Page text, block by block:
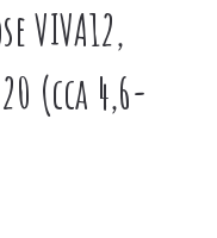
VIVA12,
(cca 4,6-